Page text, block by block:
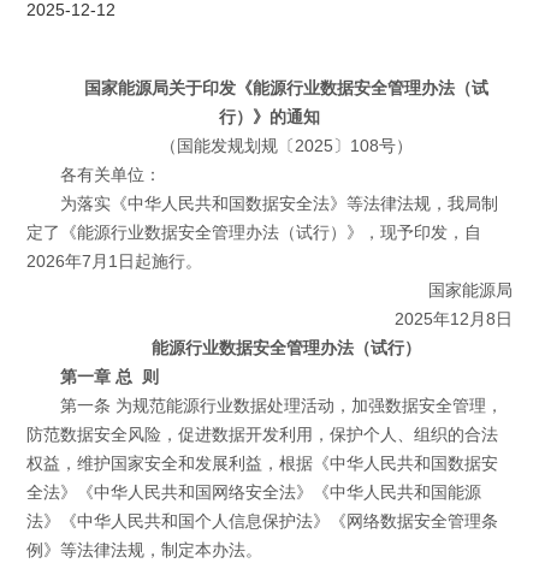
2025-12-12
国家能源局关于印发《能源行业数据安全管理办法（试
行）》的通知
（国能发规划规〔2025〕108号）
各有关单位：
为落实《中华人民共和国数据安全法》等法律法规，我局制
定了《能源行业数据安全管理办法（试行）》，现予印发，自
2026年7月1日起施行。
国家能源局
2025年12月8日
能源行业数据安全管理办法（试行）
第一章 总 则
第一条 为规范能源行业数据处理活动，加强数据安全管理，
防范数据安全风险，促进数据开发利用，保护个人、组织的合法
权益，维护国家安全和发展利益，根据《中华人民共和国数据安
全法》《中华人民共和国网络安全法》《中华人民共和国能源
法》《中华人民共和国个人信息保护法》《网络数据安全管理条
例》等法律法规，制定本办法。